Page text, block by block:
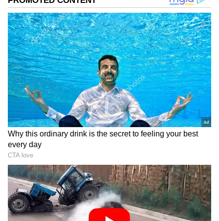
DOWNLOAD APP
ಕರ್ನಾಟಕ, ಭಾರತ (
ಕ್ಷಣಕ್ಷಣದ ಕನ್ನಡ ಸುದ್ದಿ (
ಅಪ್ಡೇಟ್‌ಗಳಿಗಾಗಿ ಏಷ್ಯಾನೆಟ್ ಸುವರ್ಣ ನ್ಯೂಸ್‌ ಫಾಲೋ
ಮಾಡಿ. ಬ್ರೇಕಿಂಗ್ ಸುದ್ದಿ (Latest Kannada News),
ವಿಶೇಷ ವರದಿಗಳು ಮತ್ತು ನೇರ ಪ್ರಸಾರಗಳೊಂದಿಗೆ
(kannada news live) ಸಂಪೂರ್ಣ ಮಾಹಿತಿ ಒಂದೇ